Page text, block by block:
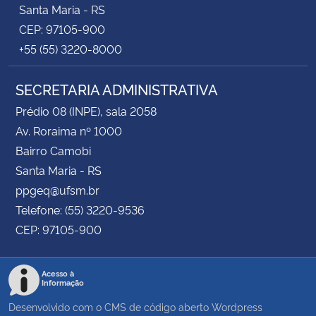
Santa Maria - RS
CEP: 97105-900
+55 (55) 3220-8000
SECRETARIA ADMINISTRATIVA
Prédio 08 (INPE), sala 2058
Av. Roraima nº 1000
Bairro Camobi
Santa Maria - RS
ppgeq@ufsm.br
Telefone: (55) 3220-9536
CEP: 97105-900
Acesso à
Informação
Desenvolvido com o CMS de código aberto Wordpress